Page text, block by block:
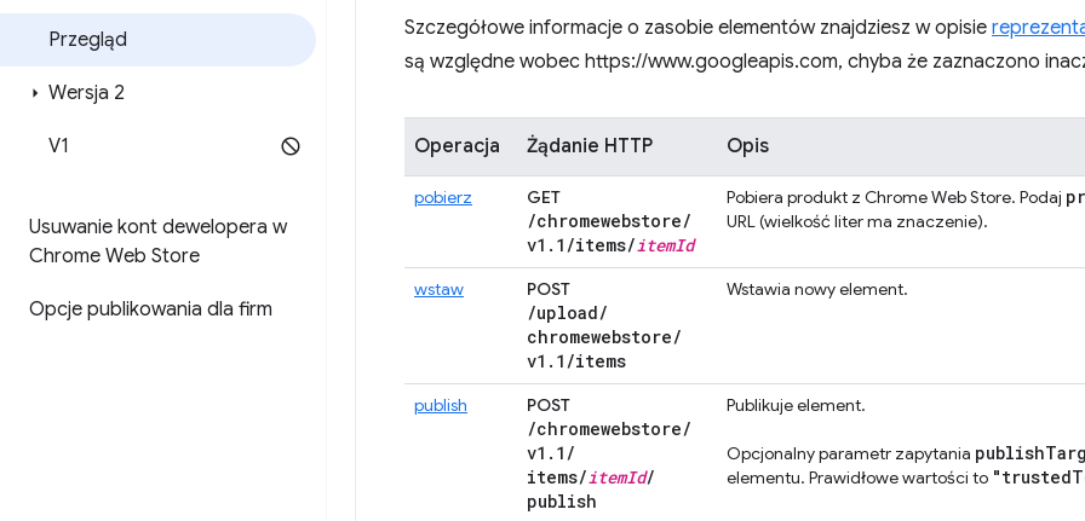
Przegląd
Wersja 2
V1
Usuwanie kont dewelopera w
Chrome Web Store
Opcje publikowania dla firm
Szczegółowe informacje o zasobie elementów znajdziesz w opisie
są względne wobec https://www.googleapis.com, chyba że zaznaczono
Operacja Żądanie HTTP Opis
pobierz GET
/chromewebstore/
v1 . 1 /items/itemId
Pobiera produkt z Chrome Web Store. Podaj
URL (wielkość liter ma znaczenie).
wstaw POST
/upload/
chromewebstore/
v1 . 1 /items
Wstawia nowy element.
publish POST
/chromewebstore/
v1 . 1 /
items/itemId/
publish
Publikuje element.
Opcjonalny parametr zapytania publish
elementu. Prawidłowe wartości to "trusted